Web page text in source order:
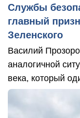
Службы
главный
Зеленского
Василий
аналогичной
века, который